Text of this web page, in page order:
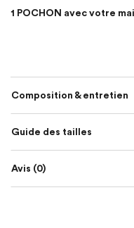
1 POCHON avec votre
Composition & entretien
Guide des tailles
Avis (0)